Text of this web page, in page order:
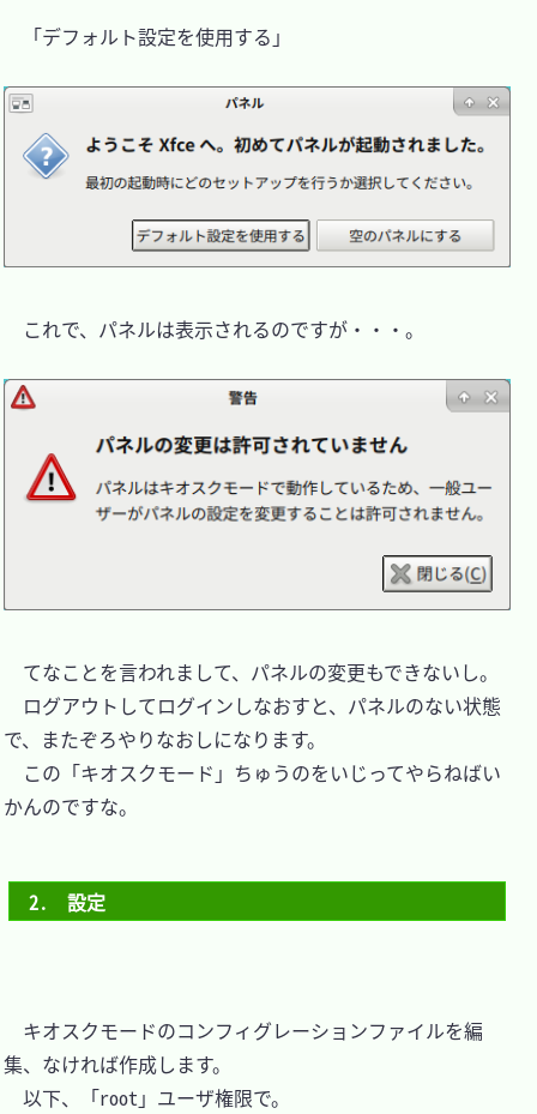
「デフォルト設定を使用する」
これで、パネルは表示されるのですが・・・。
てなことを言われまして、パネルの変更もできないし。
ログアウトしてログインしなおすと、パネルのない状態
で、またぞろやりなおしになります。
この「キオスクモード」ちゅうのをいじってやらねばい
かんのですな。
2.　設定
キオスクモードのコンフィグレーションファイルを編
集、なければ作成します。
以下、「root」ユーザ権限で。